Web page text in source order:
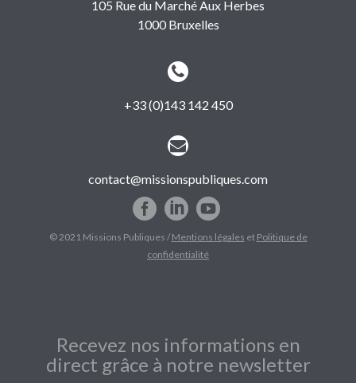
105 Rue du Marché Aux Herbes
1000 Bruxelles


+33 (0)143 142 450


contact@missionspubliques.com
© 2021 Missions Publiques /Mentions légales et Politique de
confidentialité
Recevez nos informations en
direct grâce à notre newsletter